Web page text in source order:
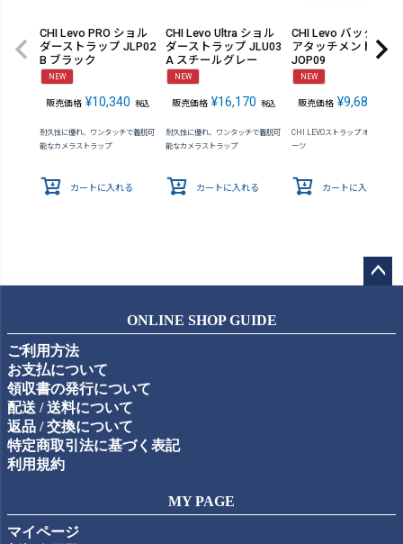
CHI Levo PRO ショル
ダーストラップ JLP02
B ブラック
NEW
販売価格 ¥10,340 税込
耐久性に優れ、ワンタッチで着脱可
能なカメラストラップ
カートに入れる
CHI Levo Ultra ショル
ダーストラップ JLU03
A スチールグレー
NEW
販売価格 ¥16,170 税込
耐久性に優れ、ワンタッチで着脱可
能なカメラストラップ
カートに入れる
CHI Levo バックパッ
アタッチメントセッ
JOP09
NEW
販売価格 ¥9,680
CHI LEVOストラップ オプション
ーツ
カートに入れる
ップ
ONLINE SHOP GUIDE
ご利用方法
お支払について
領収書の発行について
配送 / 送料について
返品 / 交換について
特定商取引法に基づく表記
利用規約
MY PAGE
マイページ